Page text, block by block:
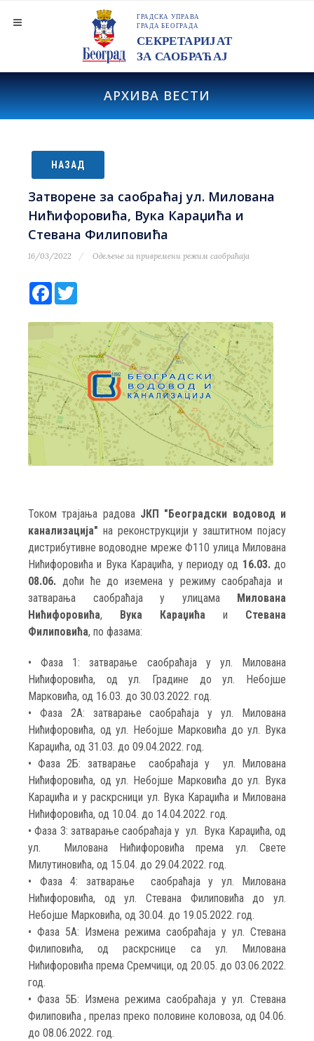
АРХИВА ВЕСТИ
НАЗАД
Затворене за саобраћај ул. Mилована
Нићифоровића, Вука Караџића и
Стевана Филиповића
16/03/2022 Одељење за привремени режим саобраћаја
Facebook
Током трајања радова ЈКП "Београдски водовод и
канализација" на реконструкцији у заштитном појасу
дистрибутивне водоводне мреже Ф110 улица Милована
Нићифоровића и Вука Караџића, у периоду од 16.03.до
08.06. доћи ће до иземена у режиму саобраћаја и
затварања саобраћаја у улицама Милована
Нићифоровића, Вука Караџића и Стевана
Филиповића, по фазама:
• Фаза 1: затварање саобраћаја у ул. Милована
Нићифоровића, од ул. Градине до ул. Небојше
Марковића, од 16.03. до 30.03.2022. год.
• Фаза 2А: затварање саобраћаја у ул. Милована
Нићифоровића, од ул. Небојше Марковића до ул. Вука
Караџића, од 31.03. до 09.04.2022. год.
• Фаза 2Б: затварање саобраћаја у ул. Милована
Нићифоровића, од ул. Небојше Марковића до ул. Вука
Караџића и у раскрсници ул. Вука Караџића и Милована
Нићифоровића, од 10.04. до 14.04.2022. год.
• Фаза 3: затварање саобраћаја у ул. Вука Караџића, од
ул. Милована Нићифоровића према ул. Свете
Милутиновића, од 15.04. до 29.04.2022. год.
• Фаза 4: затварање саобраћаја у ул. Милована
Нићифоровића, од ул. Стевана Филиповића до ул.
Небојше Марковића, од 30.04. до 19.05.2022. год.
• Фаза 5А: Измена режима саобраћаја у ул. Стевана
Филиповића, од раскрснице са ул. Милована
Нићифоровића према Сремчици, од 20.05. до 03.06.2022.
год.
• Фаза 5Б: Измена режима саобраћаја у ул. Стевана
Филиповића , прелаз преко половине коловоза, од 04.06.
до 08.06.2022. год.